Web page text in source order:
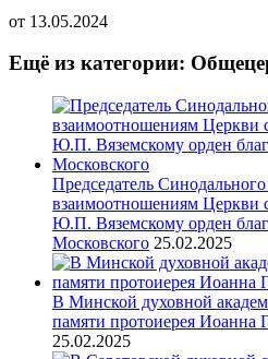
от 13.05.2024
Ещё из категории:
Председатель
взаимоотношениям
Ю.П. Вяземскому орден
Московского 25.02.2025
В Минской духовной
памяти протоиерея Иоанна
25.02.2025